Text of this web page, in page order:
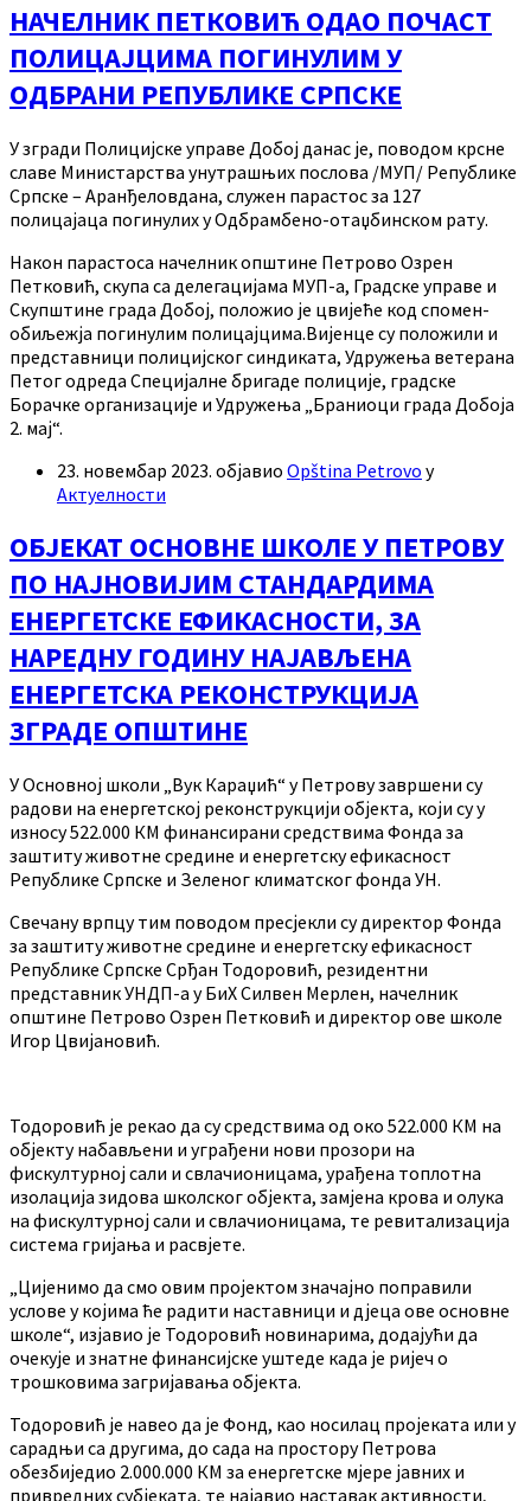
НАЧЕЛНИК ПЕТКОВИЋ ОДАО ПОЧАСТ
ПОЛИЦАЈЦИМА ПОГИНУЛИМ У
ОДБРАНИ РЕПУБЛИКЕ СРПСКЕ
У згради Полицијске управе Добој данас је, поводом крсне
славе Министарства унутрашњих послова /МУП/ Републике
Српске – Аранђеловдана, служен парастос за 127
полицајаца погинулих у Одбрамбено-отаџбинском рату.
Након парастоса начелник општине Петрово Озрен
Петковић, скупа са делегацијама МУП-а, Градске управе и
Скупштине града Добој, положио је цвијеће код спомен-
обиљежја погинулим полицајцима.Вијенце су положили и
представници полицијског синдиката, Удружења ветерана
Петог одреда Специјалне бригаде полиције, градске
Борачке организације и Удружења „Браниоци града Добоја
2. мај“.
23. новембар 2023. објавио Opština Petrovo у
Актуелности
ОБЈЕКАТ ОСНОВНЕ ШКОЛЕ У ПЕТРОВУ
ПО НАЈНОВИЈИМ СТАНДАРДИМА
ЕНЕРГЕТСКЕ ЕФИКАСНОСТИ, ЗА
НАРЕДНУ ГОДИНУ НАЈАВЉЕНА
ЕНЕРГЕТСКА РЕКОНСТРУКЦИЈА
ЗГРАДЕ ОПШТИНЕ
У Основној школи „Вук Караџић“ у Петрову завршени су
радови на енергетској реконструкцији објекта, који су у
износу 522.000 КМ финансирани средствима Фонда за
заштиту животне средине и енергетску ефикасност
Републике Српске и Зеленог климатског фонда УН.
Свечану врпцу тим поводом пресјекли су директор Фонда
за заштиту животне средине и енергетску ефикасност
Републике Српске Срђан Тодоровић, резидентни
представник УНДП-а у БиХ Силвен Мерлен, начелник
општине Петрово Озрен Петковић и директор ове школе
Игор Цвијановић.
Тодоровић је рекао да су средствима од око 522.000 КМ на
објекту набављени и уграђени нови прозори на
фискултурној сали и свлачионицама, урађена топлотна
изолација зидова школског објекта, замјена крова и олука
на фискултурној сали и свлачионицама, те ревитализација
система гријања и расвјете.
„Цијенимо да смо овим пројектом значајно поправили
услове у којима ће радити наставници и дјеца ове основне
школе“, изјавио је Тодоровић новинарима, додајући да
очекује и знатне финансијске уштеде када је ријеч о
трошковима загријавања објекта.
Тодоровић је навео да је Фонд, као носилац пројеката или у
сарадњи са другима, до сада на простору Петрова
обезбиједио 2.000.000 КМ за енергетске мјере јавних и
привредних субјеката, те најавио наставак активности,